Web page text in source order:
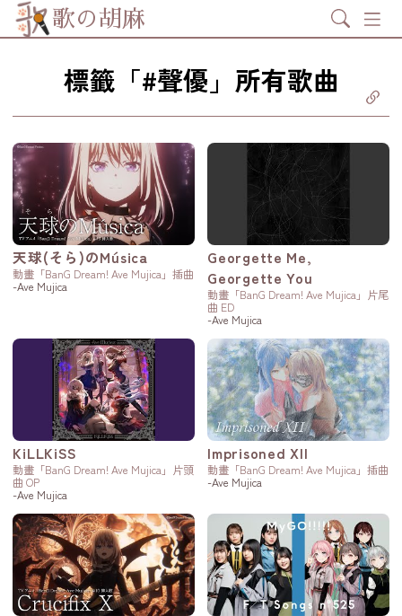
歌の胡麻 Search
標籤「#聲優」所有歌曲
鏈結
天球(そら)のMúsica
動畫「BanG Dream! Ave Mujica」插曲
-Ave Mujica
Georgette Me,
Georgette You
動畫「BanG Dream! Ave Mujica」片尾
曲 ED
-Ave Mujica
KiLLKiSS
動畫「BanG Dream! Ave Mujica」片頭
曲 OP
-Ave Mujica
Imprisoned XII
動畫「BanG Dream! Ave Mujica」插曲
-Ave Mujica